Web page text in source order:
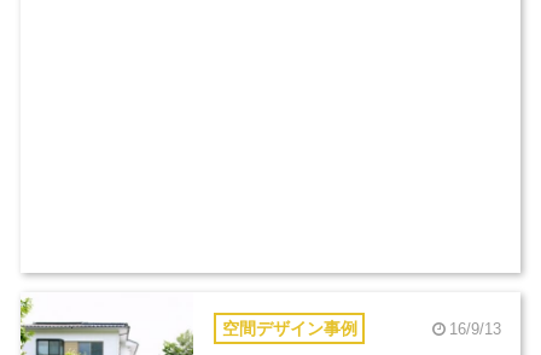
空間デザイン事例 16/9/13